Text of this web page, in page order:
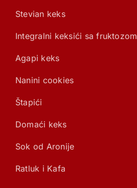
Stevian keks
Integralni keksići sa fruktozom
Agapi keks
Nanini cookies
Štapići
Domaći keks
Sok od Aronije
Ratluk i Kafa